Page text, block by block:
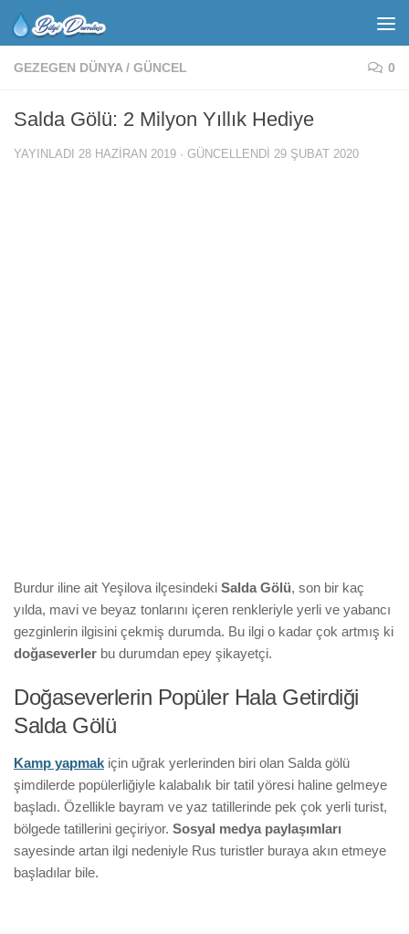
GEZEGEN DÜNYA / GÜNCEL 0
Salda Gölü: 2 Milyon Yıllık Hediye
YAYINLADI 28 HAZIRAN 2019 · GÜNCELLENDI 29 ŞUBAT 2020
Burdur iline ait Yeşilova ilçesindeki Salda Gölü, son bir kaç
yılda, mavi ve beyaz tonlarını içeren renkleriyle yerli ve yabancı
gezginlerin ilgisini çekmiş durumda. Bu ilgi o kadar çok artmış ki
doğaseverler bu durumdan epey şikayetçi.
Doğaseverlerin Popüler Hala Getirdiği
Salda Gölü
Kamp yapmak için uğrak yerlerinden biri olan Salda gölü
şimdilerde popülerliğiyle kalabalık bir tatil yöresi haline gelmeye
başladı. Özellikle bayram ve yaz tatillerinde pek çok yerli turist,
bölgede tatillerini geçiriyor. Sosyal medya paylaşımları
sayesinde artan ilgi nedeniyle Rus turistler buraya akın etmeye
başladılar bile.